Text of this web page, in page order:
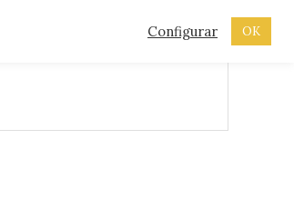
Configurar OK